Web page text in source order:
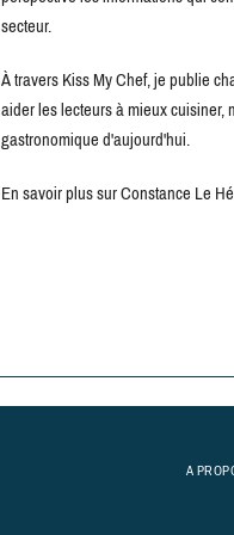
secteur.
À travers Kiss My Chef, je publie
aider les lecteurs à mieux
gastronomique d'aujourd'hui.
En savoir plus sur Constance Le
A